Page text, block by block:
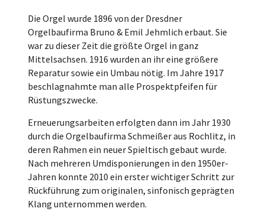
Die Orgel wurde 1896 von der Dresdner
Orgelbaufirma Bruno & Emil Jehmlich erbaut. Sie
war zu dieser Zeit die größte Orgel in ganz
Mittelsachsen. 1916 wurden an ihr eine größere
Reparatur sowie ein Umbau nötig. Im Jahre 1917
beschlagnahmte man alle Prospektpfeifen für
Rüstungszwecke.
Erneuerungsarbeiten erfolgten dann im Jahr 1930
durch die Orgelbaufirma Schmeißer aus Rochlitz, in
deren Rahmen ein neuer Spieltisch gebaut wurde.
Nach mehreren Umdisponierungen in den 1950er-
Jahren konnte 2010 ein erster wichtiger Schritt zur
Rückführung zum originalen, sinfonisch geprägten
Klang unternommen werden.